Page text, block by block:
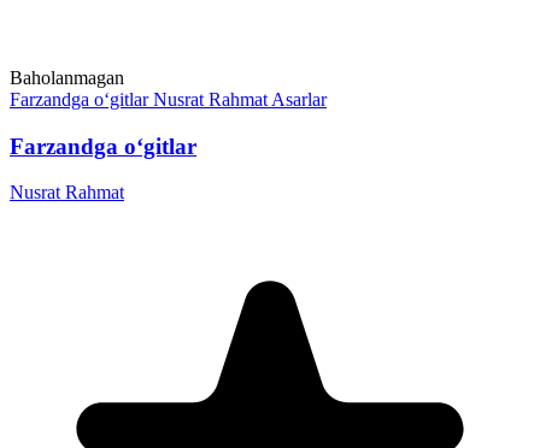
Baholanmagan
Farzandga o‘gitlar Nusrat Rahmat Asarlar
Farzandga o‘gitlar
Nusrat Rahmat